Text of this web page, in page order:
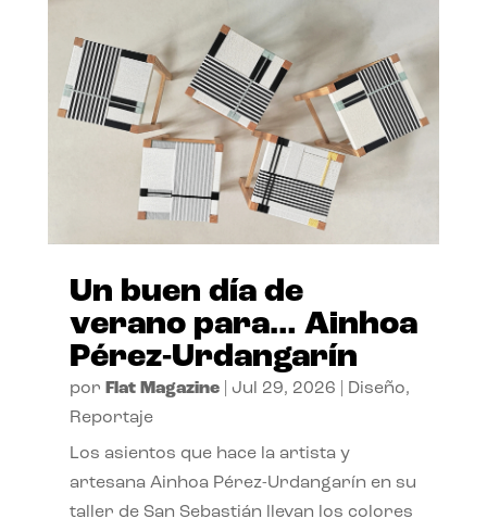
Un buen día de
verano para… Ainhoa
Pérez-Urdangarín
por Flat Magazine| Jul 29, 2026 Diseño,
Reportaje
Los asientos que hace la artista y
artesana Ainhoa Pérez-Urdangarín en su
taller de San Sebastián llevan los colores